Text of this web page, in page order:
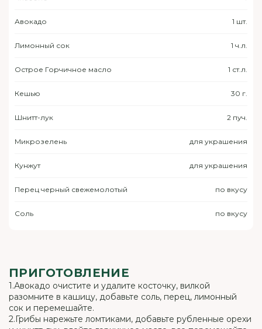
Авокадо 1 шт.
Лимонный сок 1 ч.л.
Острое Горчичное масло 1 ст.л.
Кешью 30 г.
Шнитт-лук 2 пуч.
Микрозелень для украшения
Кунжут для украшения
Перец черный свежемолотый по вкусу
Соль по вкусу
ПРИГОТОВЛЕНИЕ
1.Авокадо очистите и удалите косточку, вилкой
разомните в кашицу, добавьте соль, перец, лимонный
сок и перемешайте.
2.Грибы нарежьте ломтиками, добавьте рубленные орехи